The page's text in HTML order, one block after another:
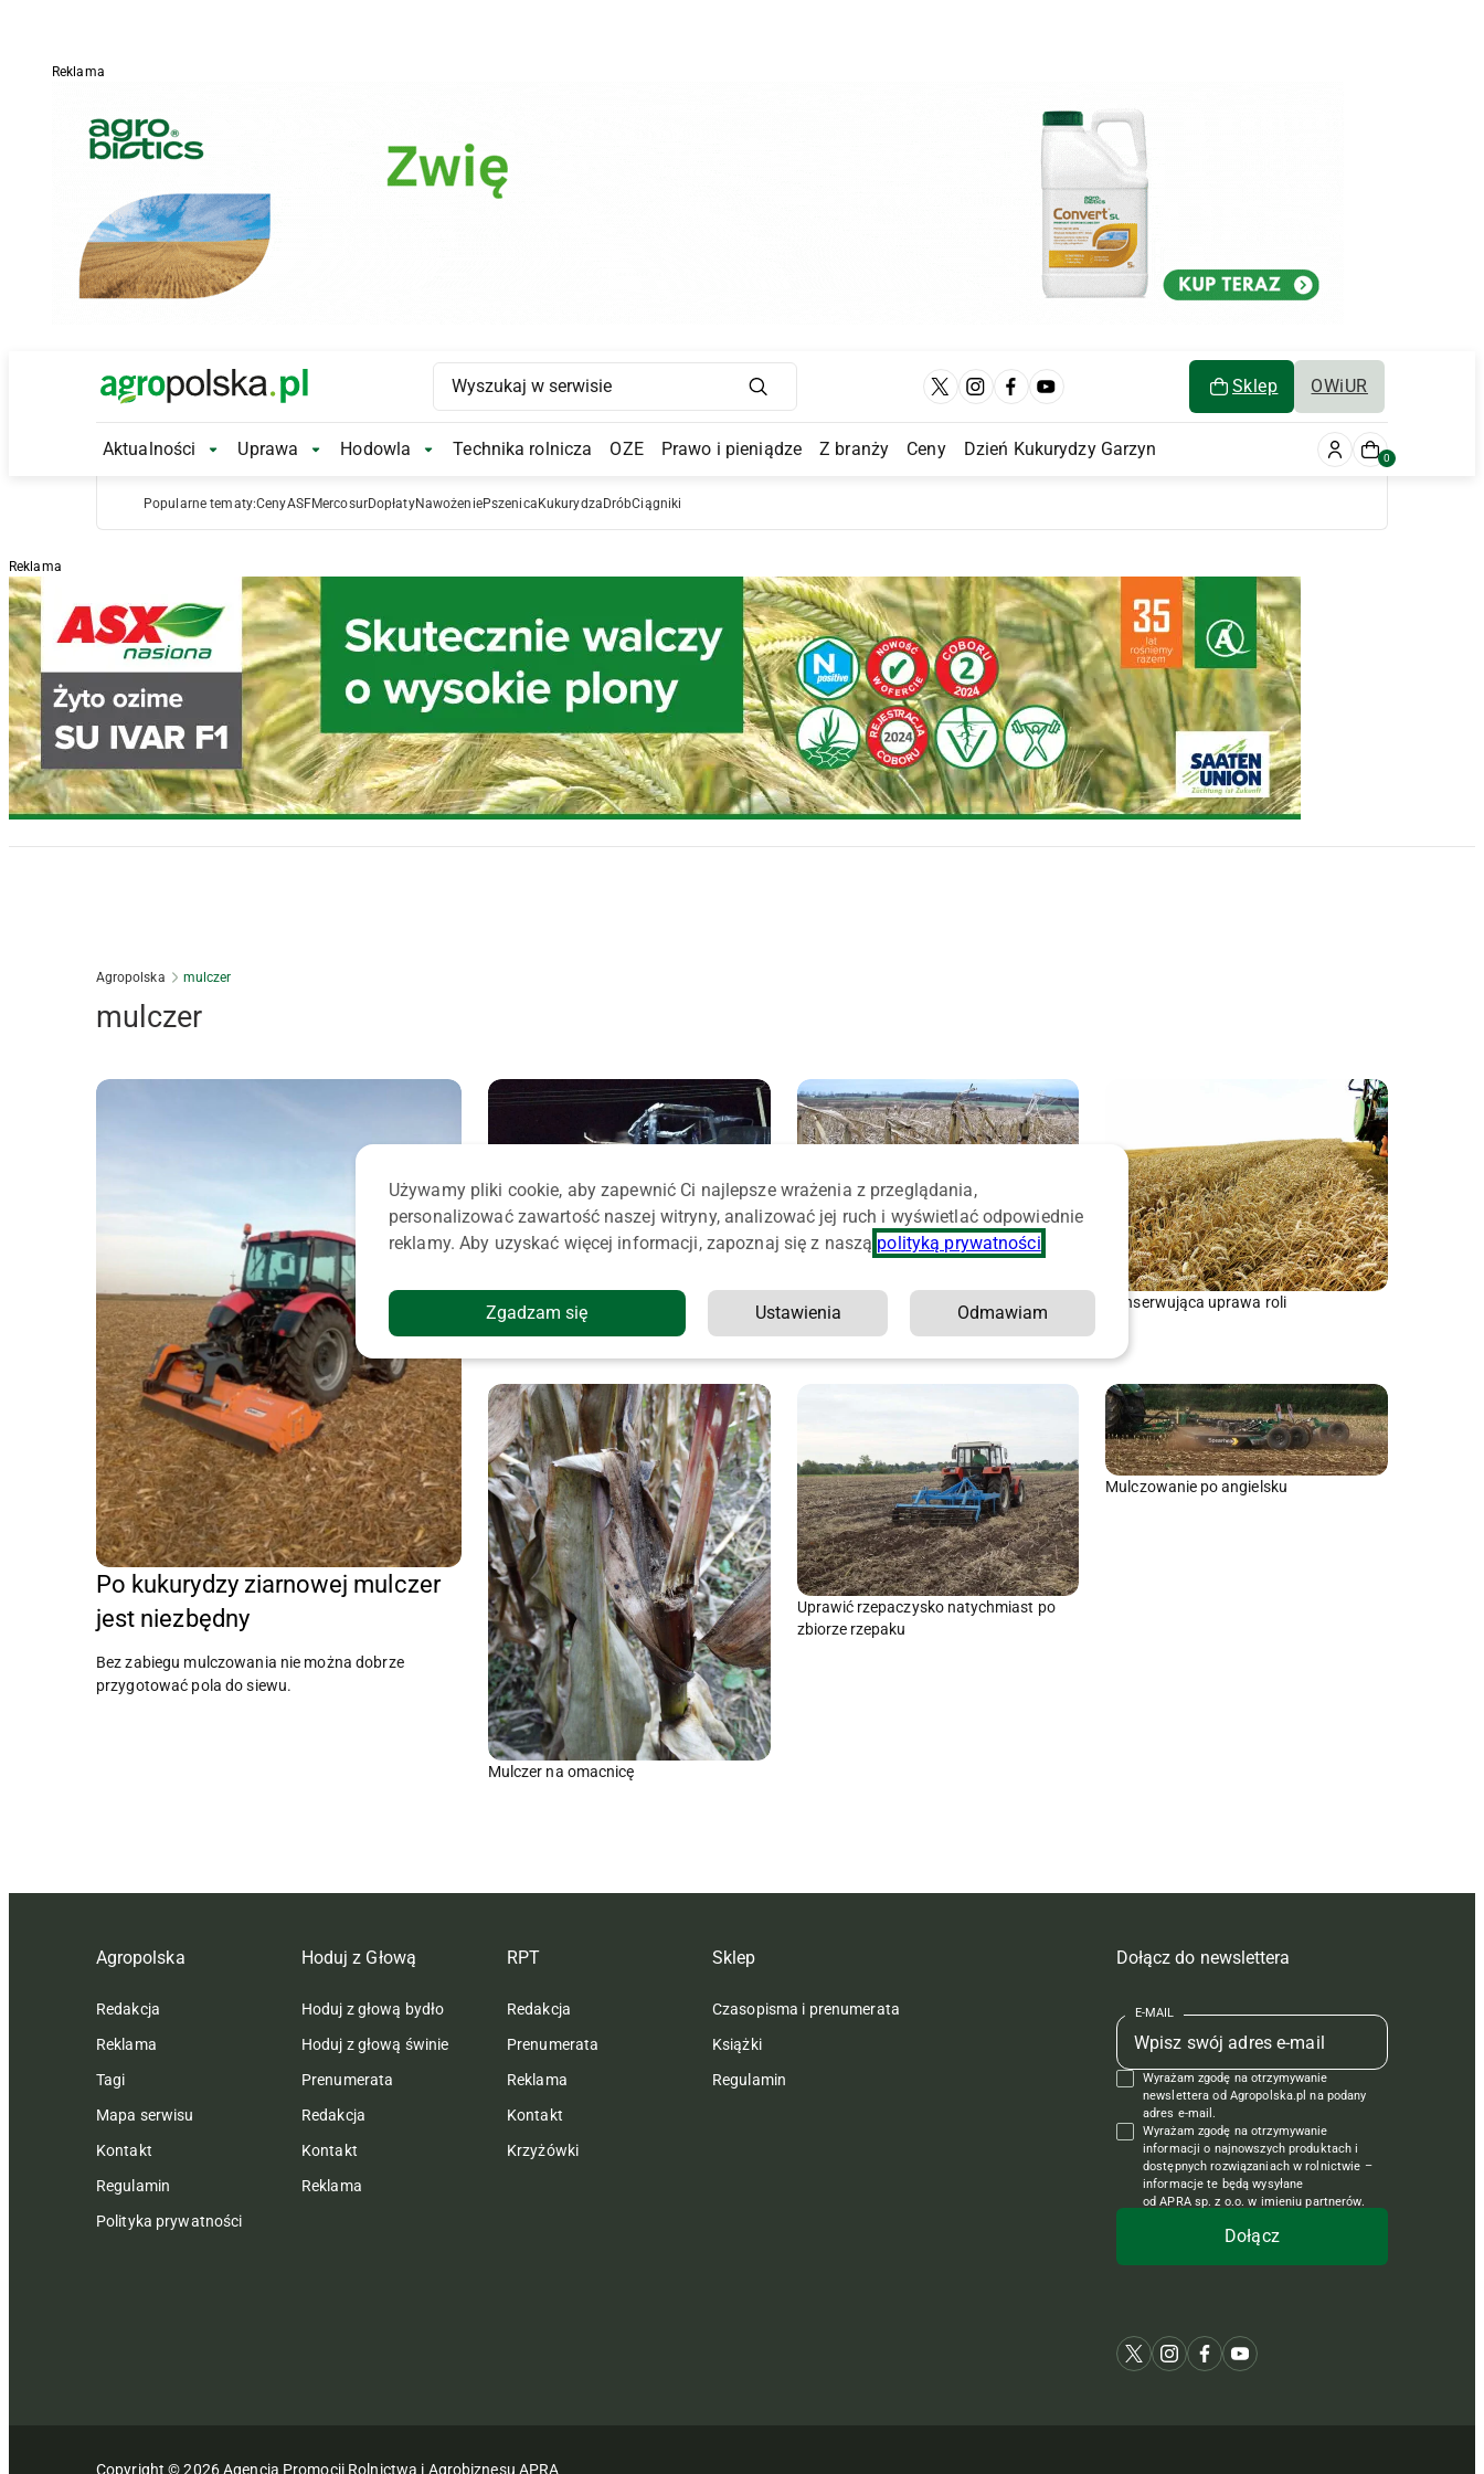
Reklama
Main Logo Sklep OWiUR
Main Navigation
Aktualności Aktualności Submenu
Uprawa Uprawa Submenu
Hodowla Hodowla Submenu
Technika rolnicza OZE Prawo i pieniądze Z branży Ceny Dzień Kukurydzy Garzyn 0
Popularne tematy:CenyASFMercosurDopłatyNawożeniePszenica Kukurydza DróbCiągniki
Reklama
Agropolska mulczer
mulczer
Po kukurydzy ziarnowej mulczer
jest niezbędny
Bez zabiegu mulczowania nie można dobrze
przygotować pola do siewu.
Na polu spłonął ciągnik rolniczy z
mulczerem. Straty przekraczają pół
Wspomaganie rozkładu słomy
kukurydzy
Konserwująca uprawa roli
Mulczer na omacnicę
Uprawić rzepaczysko natychmiast po
zbiorze rzepaku
Mulczowanie po angielsku
Agropolska
Redakcja
Reklama
Tagi
Mapa serwisu
Kontakt
Regulamin
Polityka prywatności
Hoduj z Głową
Hoduj z głową bydło
Hoduj z głową świnie
Prenumerata
Redakcja
Kontakt
Reklama
RPT
Redakcja
Prenumerata
Reklama
Kontakt
Krzyżówki
Sklep
Czasopisma i prenumerata
Książki
Regulamin
Dołącz do newslettera
E-MAIL
Wyrażam zgodę na otrzymywanie
newslettera od Agropolska.pl na podany
adres e-mail.
Wyrażam zgodę na otrzymywanie
informacji o najnowszych produktach i
dostępnych rozwiązaniach w rolnictwie –
informacje te będą wysyłane
od APRA sp. z o.o. w imieniu partnerów.
Copyright © 2026 Agencja Promocji Rolnictwa i Agrobiznesu APRA
Używamy pliki cookie, aby zapewnić Ci najlepsze wrażenia z przeglądania,
personalizować zawartość naszej witryny, analizować jej ruch i wyświetlać odpowiednie
reklamy. Aby uzyskać więcej informacji, zapoznaj się z naszą polityką prywatności
Zgadzam się Ustawienia Odmawiam